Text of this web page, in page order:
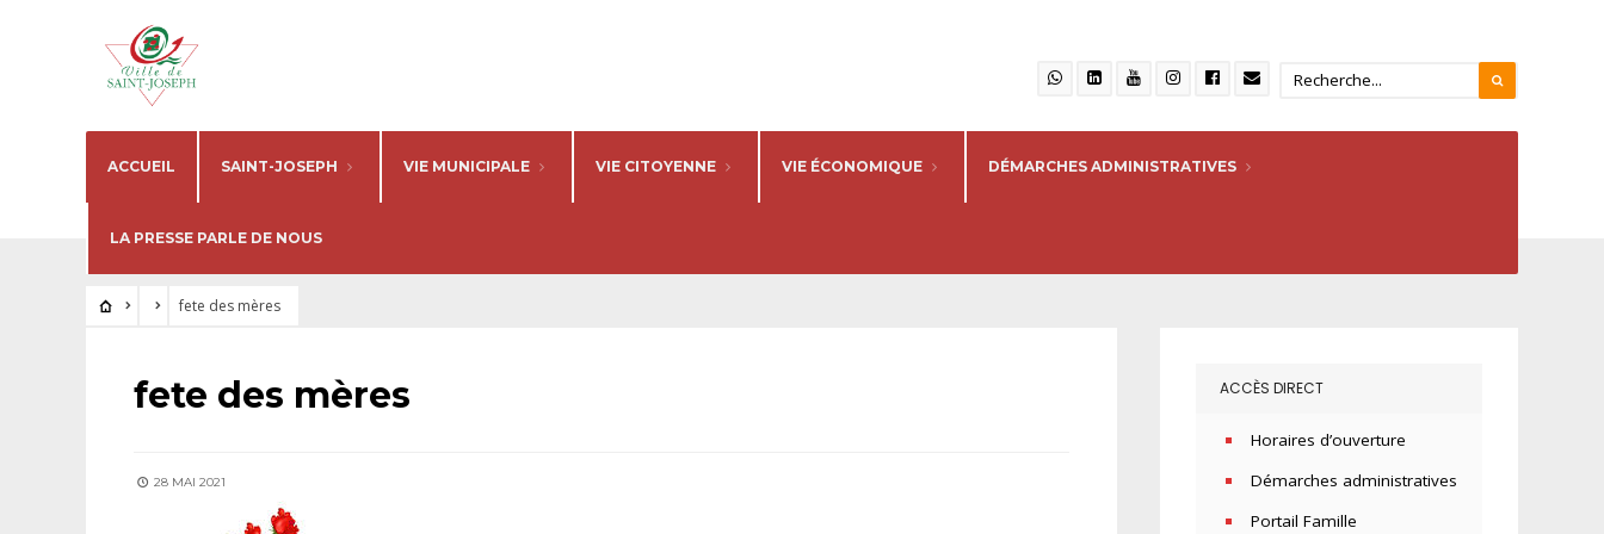
ACCUEIL SAINT-JOSEPH VIE MUNICIPALE VIE CITOYENNE VIE ÉCONOMIQUE DÉMARCHES ADMINISTRATIVES
LA PRESSE PARLE DE NOUS
fete des mères
fete des mères
28 MAI 2021
ACCÈS DIRECT
Horaires d’ouverture
Démarches administratives
Portail Famille